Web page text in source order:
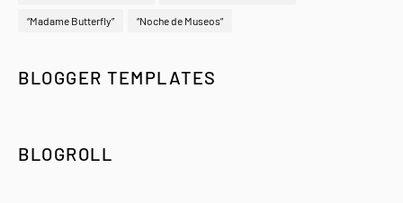
“Madame Butterfly” “Noche de Museos”
BLOGGER TEMPLATES
BLOGROLL